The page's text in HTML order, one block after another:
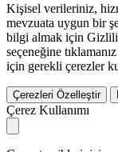
Kişisel verileriniz,
mevzuata uygun bir
bilgi almak için
seçeneğine
için gerekli çerezler
Çerezleri Özelleştir
Çerez Kullanımı